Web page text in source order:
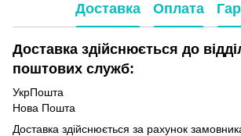
Доставка Оплата
Доставка здійснюється до
поштових служб:
УкрПошта
Нова Пошта
Доставка здійснюється за рахунок